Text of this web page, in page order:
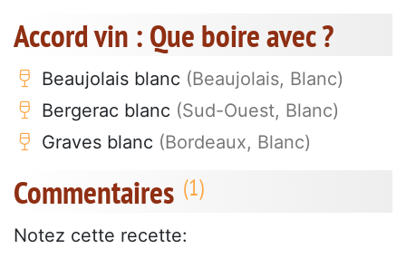
Accord vin : Que boire avec ?
Beaujolais blanc (Beaujolais, Blanc)
Bergerac blanc (Sud-Ouest, Blanc)
Graves blanc (Bordeaux, Blanc)
Commentaires
Notez cette recette: